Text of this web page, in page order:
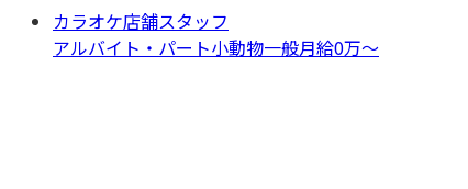
カラオケ店舗スタッフ
アルバイト・パート小動物一般月給0万〜